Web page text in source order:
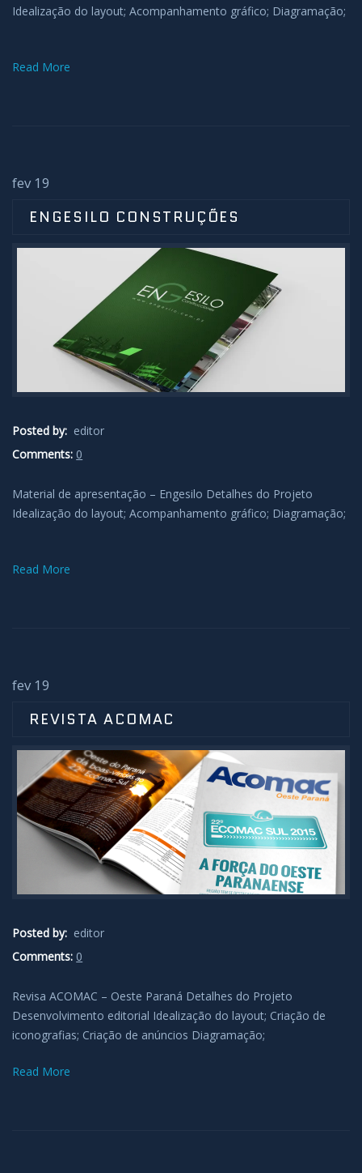
Idealização do layout; Acompanhamento gráfico; Diagramação;
Read More
fev 19
ENGESILO CONSTRUÇÕES
Posted by: editor
Comments: 0
Material de apresentação – Engesilo Detalhes do Projeto
Idealização do layout; Acompanhamento gráfico; Diagramação;
Read More
fev 19
REVISTA ACOMAC
Posted by: editor
Comments: 0
Revisa ACOMAC – Oeste Paraná Detalhes do Projeto
Desenvolvimento editorial Idealização do layout; Criação de
iconografias; Criação de anúncios Diagramação;
Read More